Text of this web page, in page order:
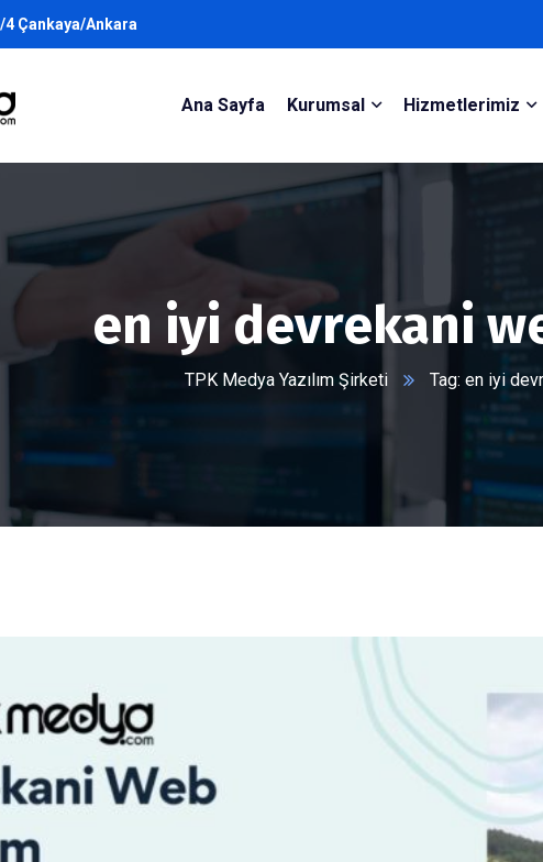
4 Çankaya/Ankara
Ana Sayfa Kurumsal Hizmetlerimiz
en iyi devrekani
TPK Medya Yazılım Şirketi Tag: en iyi